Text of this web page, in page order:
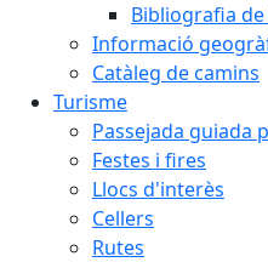
Bibliografia
Informació
Catàleg de camins
Turisme
Passejada guiada
Festes i fires
Llocs d'interès
Cellers
Rutes